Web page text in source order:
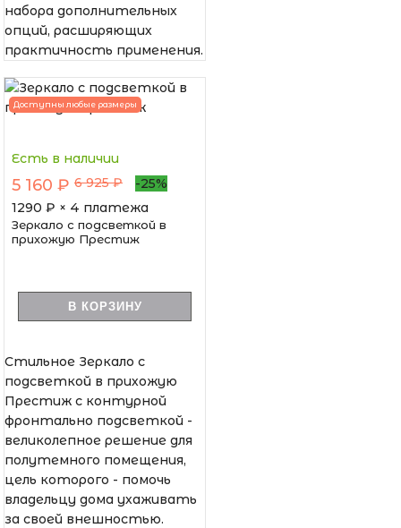
набора дополнительных
опций, расширяющих
практичность применения.
Доступны любые размеры
Есть в наличии
5 160 ₽ 6 925 ₽
-25%
1290 ₽ × 4 платежа
Зеркало с подсветкой в
прихожую Престиж
В КОРЗИНУ
Стильное Зеркало с
подсветкой в прихожую
Престиж с контурной
фронтально подсветкой -
великолепное решение для
полутемного помещения,
цель которого - помочь
владельцу дома ухаживать
за своей внешностью.